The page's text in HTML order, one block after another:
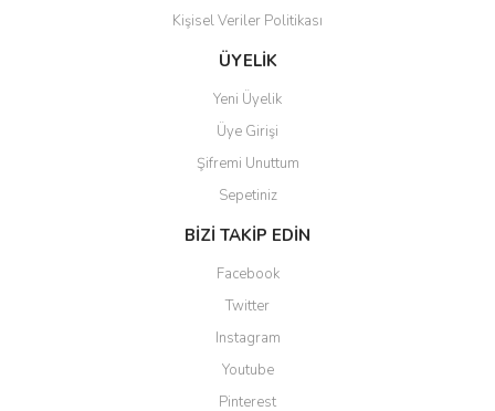
Kişisel Veriler Politikası
ÜYELİK
Yeni Üyelik
Üye Girişi
Şifremi Unuttum
Sepetiniz
BİZİ TAKİP EDİN
Facebook
Twitter
Instagram
Youtube
Pinterest